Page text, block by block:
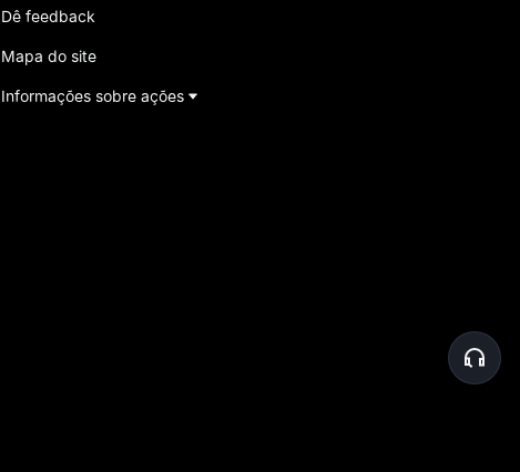
Dê feedback
Mapa do site
Informações sobre ações